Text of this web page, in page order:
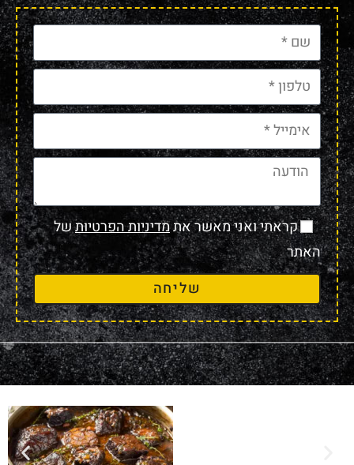
קראתי ואני מאשר אתמדיניות הפרטיותשל
האתר
שליחה